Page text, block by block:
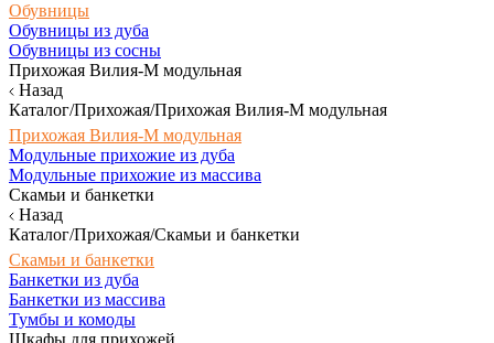
Обувницы
Обувницы из дуба
Обувницы из сосны
Прихожая Вилия-М модульная
Назад
Каталог/Прихожая/Прихожая Вилия-М модульная
Прихожая Вилия-М модульная
Модульные прихожие из дуба
Модульные прихожие из массива
Скамьи и банкетки
Назад
Каталог/Прихожая/Скамьи и банкетки
Скамьи и банкетки
Банкетки из дуба
Банкетки из массива
Тумбы и комоды
Шкафы для прихожей